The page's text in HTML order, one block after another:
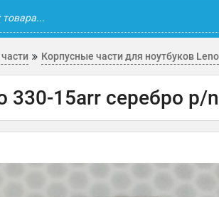
Корпусные части для ноутбуков
330-15arr серебро p/